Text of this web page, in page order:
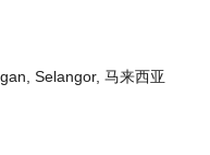
Selangor, 马来西亚